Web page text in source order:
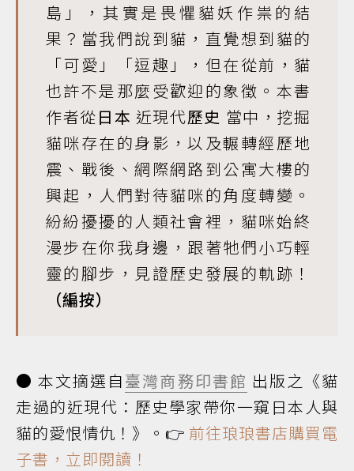
島」，其實是畏懼貓妖作祟的結
果？當我們說到貓，直覺想到貓的
「可愛」「逗趣」，但在從前，貓
也許不是那麼受歡迎的象徵。本書
作者從日本 近現代歷史 當中，挖掘
貓咪存在的身影，以及輾轉經歷地
震、戰後、網際網路到公寓大樓的
興起，人們對待貓咪的角度轉變。
紛紛擾擾的人類社會裡，貓咪始終
漫步在你我身邊，跟著牠們小巧輕
靈的腳步，見證歷史發展的軌跡！
（編按）
● 本文摘選自臺灣商務印書館 出版之《貓
走過的近現代：歷史學家帶你一窺日本人與
貓的愛恨情仇！》。👉 前往琅琅書店購買電
子書，立即閱讀！